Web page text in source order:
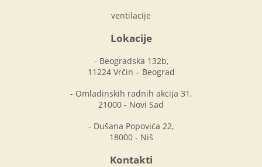
ventilacije
Lokacije
- Beogradska 132b,
11224 Vrčin – Beograd
- Omladinskih radnih akcija 31,
21000 - Novi Sad
- Dušana Popovića 22,
18000 - Niš
Kontakti